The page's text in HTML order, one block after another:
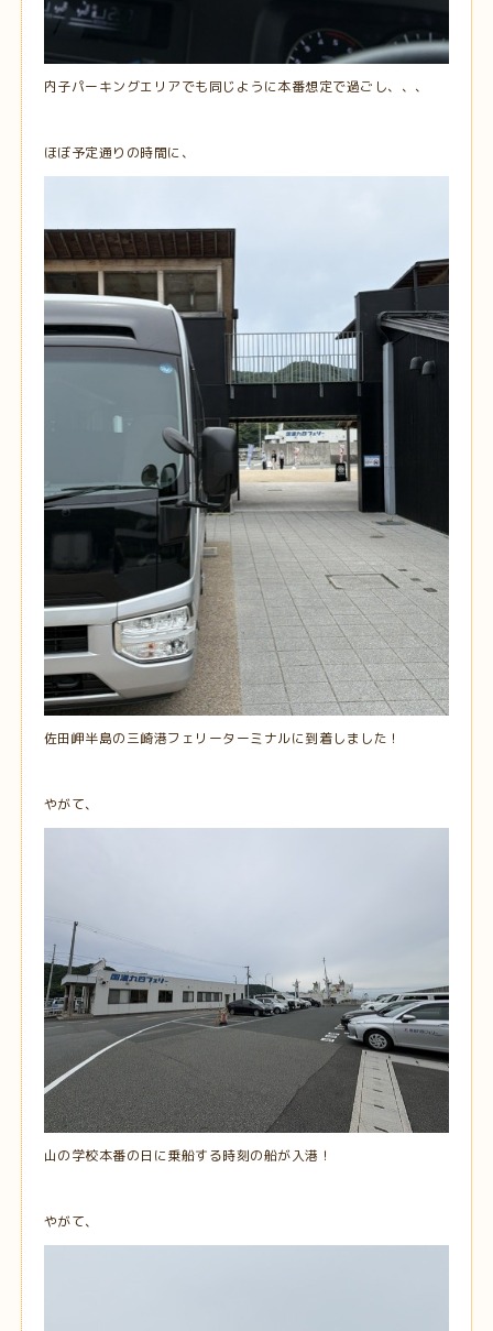
内子パーキングエリアでも同じように本番想定で過ごし、、、
ほぼ予定通りの時間に、
佐田岬半島の三崎港フェリーターミナルに到着しました！
やがて、
山の学校本番の日に乗船する時刻の船が入港！
やがて、